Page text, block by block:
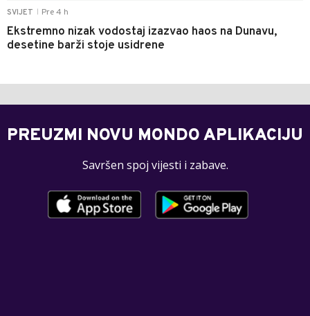
SVIJET Pre 4 h
Ekstremno nizak vodostaj izazvao haos na Dunavu,
desetine barži stoje usidrene
PREUZMI NOVU MONDO APLIKACIJU
Savršen spoj vijesti i zabave.